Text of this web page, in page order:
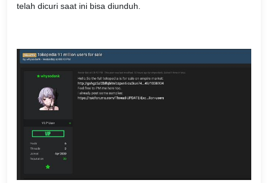
telah dicuri saat ini bisa diunduh.